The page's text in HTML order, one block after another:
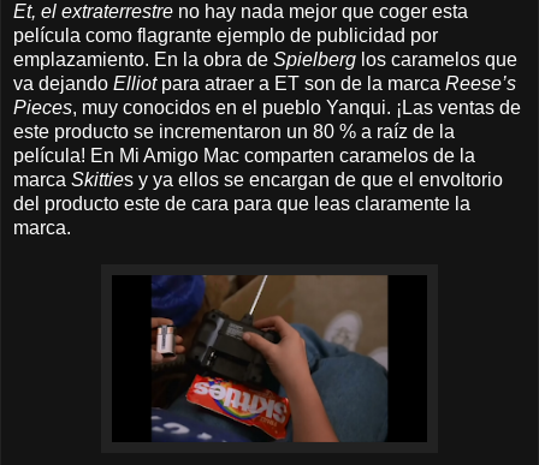
Et, el extraterrestre no hay nada mejor que coger esta
película como flagrante ejemplo de publicidad por
emplazamiento. En la obra de Spielberg los caramelos que
va dejando Elliotpara atraer a ET son de la marca Reese’s
Pieces, muy conocidos en el pueblo Yanqui. ¡Las ventas de
este producto se incrementaron un 80 % a raíz de la
película! En Mi Amigo Mac comparten caramelos de la
marca Skitties y ya ellos se encargan de que el envoltorio
del producto este de cara para que leas claramente la
marca.